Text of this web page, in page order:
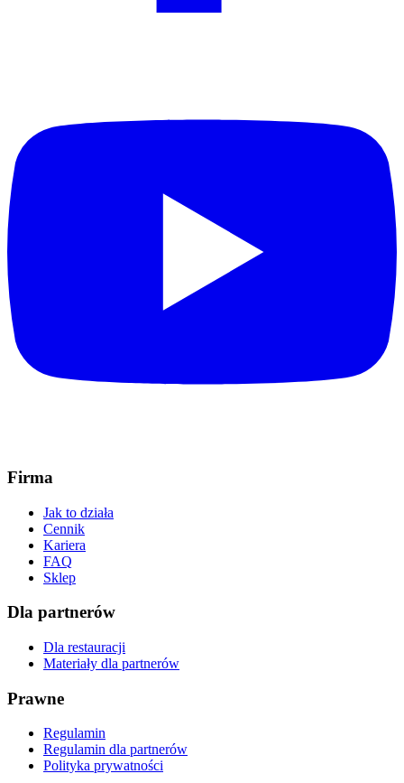
Firma
Jak to działa
Cennik
Kariera
FAQ
Sklep
Dla partnerów
Dla restauracji
Materiały dla partnerów
Prawne
Regulamin
Regulamin dla partnerów
Polityka prywatności